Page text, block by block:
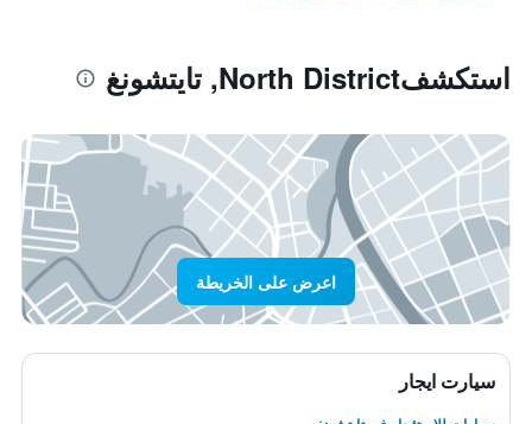
استكشفNorth District, تايتشونغ
اعرض على الخريطة
سيارت ايجار